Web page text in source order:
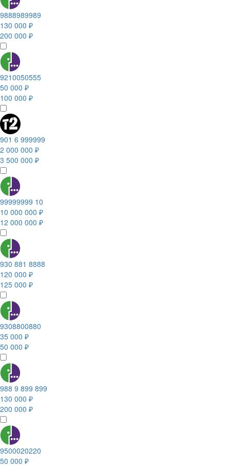
9888989989
130 000 ₽
200 000 ₽
9210050555
50 000 ₽
100 000 ₽
901 6 999999
2 000 000 ₽
3 500 000 ₽
99999999 10
10 000 000 ₽
12 000 000 ₽
930 881 8888
120 000 ₽
125 000 ₽
9308800880
35 000 ₽
50 000 ₽
988 9 899 899
130 000 ₽
200 000 ₽
9500020220
50 000 ₽